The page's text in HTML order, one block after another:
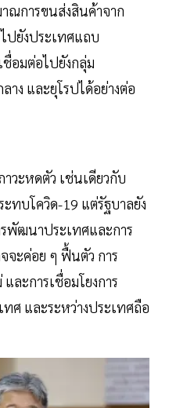
ณการขนส่งสินค้าจาก
ปยังประเทศแถบ
อมต่อไปยังกลุ่ม
าง และยุโรปได้อย่างต่อ
วะหดตัว เช่นเดียวกับ
ทบโควิด-19 แต่รัฐบาลยัง
พัฒนาประเทศและการ
จะค่อย ๆ ฟื้นตัว การ
ะการเชื่อมโยงการ
ศ และระหว่างประเทศถือ